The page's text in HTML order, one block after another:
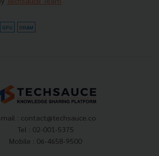
GPU DRAM
mail : contact@techsauce.co
Tel : 02-001-5375
Mobile : 06-4658-9500